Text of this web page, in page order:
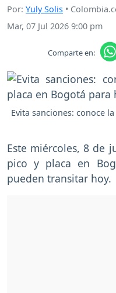
Por: Yuly Solis •
Mar, 07 Jul 2026 9:00 pm
Comparte en:
Evita sanciones: conoce
Este miércoles, 8 de
pico y placa en
pueden transitar hoy.